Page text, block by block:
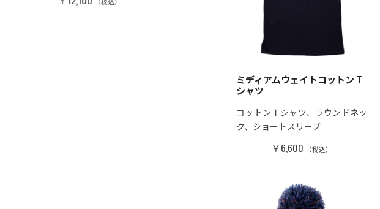
ミディアムウェイトコットン T
シャツ
コットンＴシャツ、ラウンドネッ
ク、ショートスリーブ
￥6,600 （税込）